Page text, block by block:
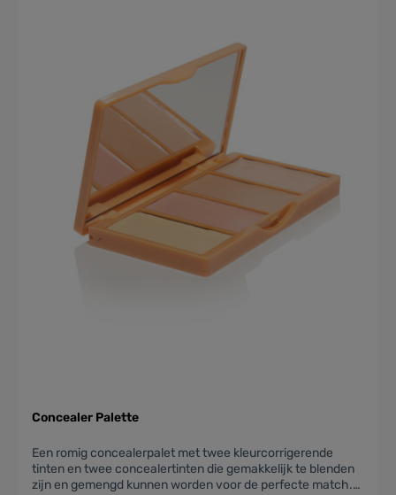
Concealer Palette
Een romig concealerpalet met twee kleurcorrigerende
tinten en twee concealertinten die gemakkelijk te blenden
zijn en gemengd kunnen worden voor de perfecte match.